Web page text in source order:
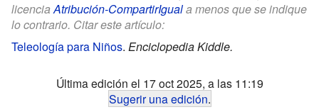
licencia Atribución-CompartirIguala menos que se indique
lo contrario. Citar este artículo:
Teleología para Niños. Enciclopedia Kiddle.
Última edición el 17 oct 2025, a las 11:19
Sugerir una edición.